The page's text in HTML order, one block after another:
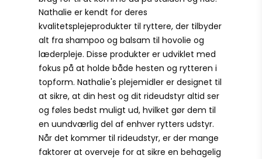
Nathalie er kendt for deres
kvalitetsplejeprodukter til ryttere, der tilbyder
alt fra shampoo og balsam til hovolie og
læderpleje. Disse produkter er udviklet med
fokus på at holde både hesten og rytteren i
topform. Nathalie's plejemidler er designet til
at sikre, at din hest og dit rideudstyr altid ser
og føles bedst muligt ud, hvilket gør dem til
en uundværlig del af enhver rytters udstyr.
Når det kommer til rideudstyr, er der mange
faktorer at overveje for at sikre en behagelig